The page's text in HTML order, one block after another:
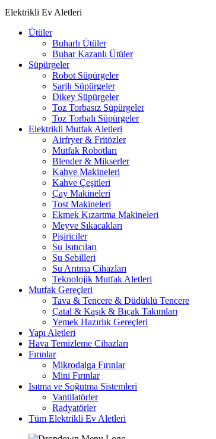
Elektrikli Ev Aletleri
Ütüler
Buharlı Ütüler
Buhar Kazanlı Ütüler
Süpürgeler
Robot Süpürgeler
Şarjlı Süpürgeler
Dikey Süpürgeler
Toz Torbasız Süpürgeler
Toz Torbalı Süpürgeler
Elektrikli Mutfak Aletleri
Airfryer & Fritözler
Mutfak Robotları
Blender & Mikserler
Kahve Makineleri
Kahve Çeşitleri
Çay Makineleri
Tost Makineleri
Ekmek Kızartma Makineleri
Meyve Sıkacakları
Pişiriciler
Su Isıtıcıları
Su Sebilleri
Su Arıtma Cihazları
Teknolojik Mutfak Aletleri
Mutfak Gereçleri
Tava & Tencere & Düdüklü Tencere
Çatal & Kaşık & Bıçak Takımları
Yemek Hazırlık Gereçleri
Yapı Aletleri
Hava Temizleme Cihazları
Fırınlar
Mikrodalga Fırınlar
Mini Fırınlar
Isıtma ve Soğutma Sistemleri
Vantilatörler
Radyatörler
Tüm Elektrikli Ev Aletleri